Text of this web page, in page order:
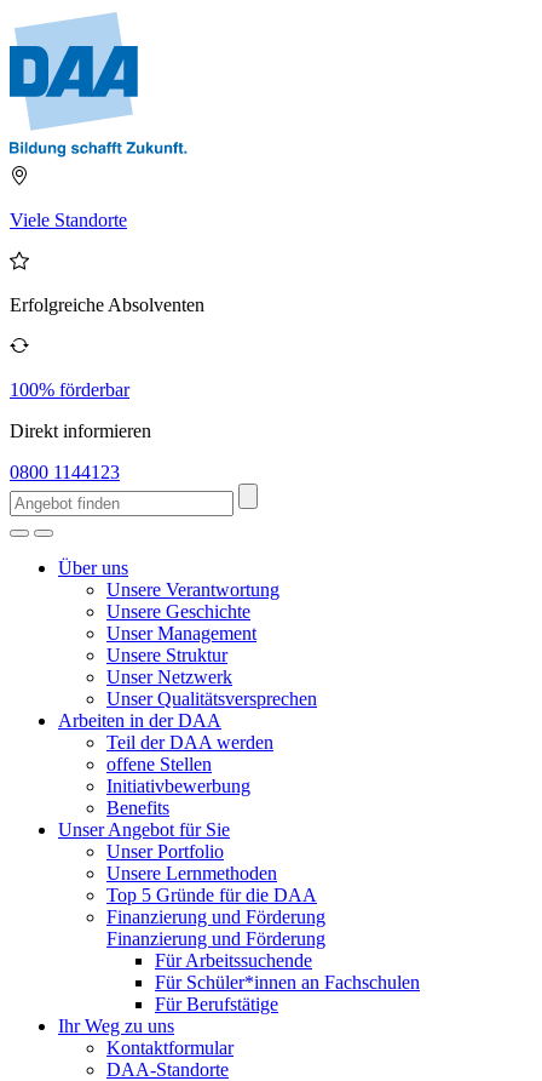
Viele Standorte
Erfolgreiche Absolventen
100% förderbar
Direkt informieren
0800 1144123
Über uns
Unsere Verantwortung
Unsere Geschichte
Unser Management
Unsere Struktur
Unser Netzwerk
Unser Qualitätsversprechen
Arbeiten in der DAA
Teil der DAA werden
offene Stellen
Initiativbewerbung
Benefits
Unser Angebot für Sie
Unser Portfolio
Unsere Lernmethoden
Top 5 Gründe für die DAA
Finanzierung und Förderung
Finanzierung und Förderung
Für Arbeitssuchende
Für Schüler*innen an Fachschulen
Für Berufstätige
Ihr Weg zu uns
Kontaktformular
DAA-Standorte